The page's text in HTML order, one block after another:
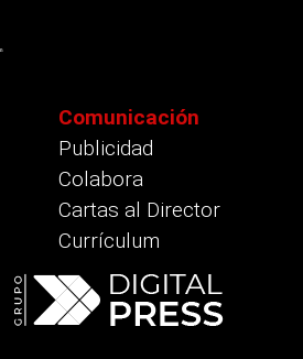
Comunicación
Publicidad
Colabora
Cartas al Director
Currículum